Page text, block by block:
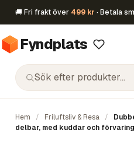
🚚 Fri frakt över 499 kr · Betala
Fyndplats
Hem / Friluftsliv & Resa /
delbar, med kuddar och